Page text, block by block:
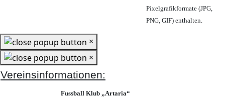
Pixelgrafikformate (JPG,
PNG, GIF) enthalten.
×
×
Vereinsinformationen:
Fussball Klub „Artaria“